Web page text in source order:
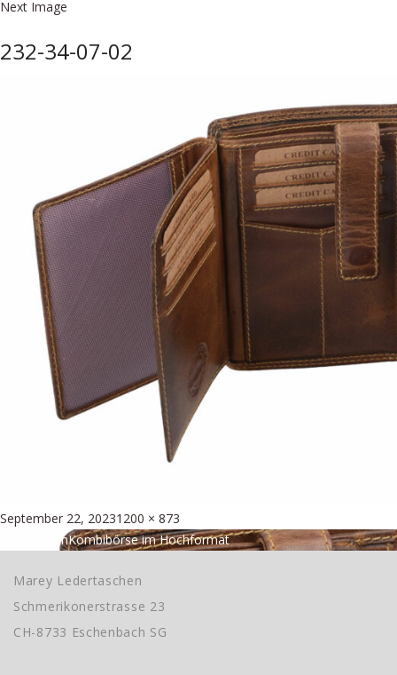
Next Image
232-34-07-02
Posted
September 22, 2023Full
size
1200 × 873
Beitragsnavigation
Published inKombibörse im Hochformat
Marey Ledertaschen
Schmerikonerstrasse 23
CH-8733 Eschenbach SG